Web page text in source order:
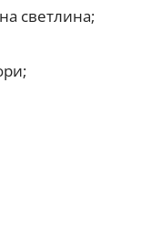
светлина;